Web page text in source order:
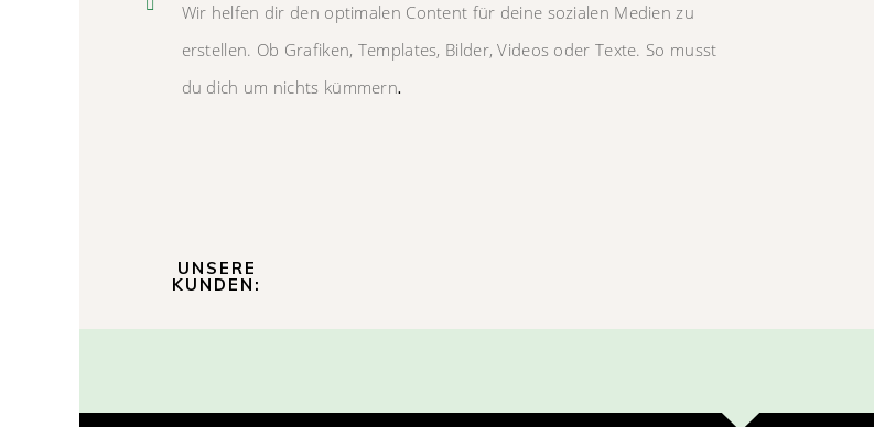
Wir helfen dir den optimalen Content für deine sozialen Medien zu
erstellen. Ob Grafiken, Templates, Bilder, Videos oder Texte. So musst
du dich um nichts kümmern.
UNSERE
KUNDEN: